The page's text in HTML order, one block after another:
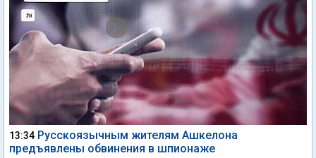
13:34 Русскоязычным жителям Ашкелона
предъявлены обвинения в шпионаже